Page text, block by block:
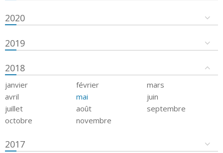
2020
2019
2018
janvier février
mars
avril
mai
juin
juillet
août
septembre
octobre
novembre
2017